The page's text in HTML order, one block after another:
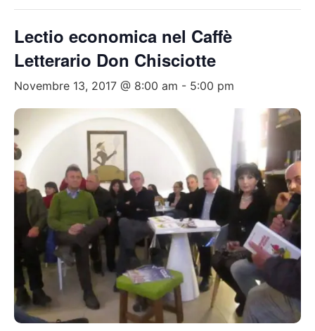
Lectio economica nel Caffè
Letterario Don Chisciotte
Novembre 13, 2017 @ 8:00 am - 5:00 pm